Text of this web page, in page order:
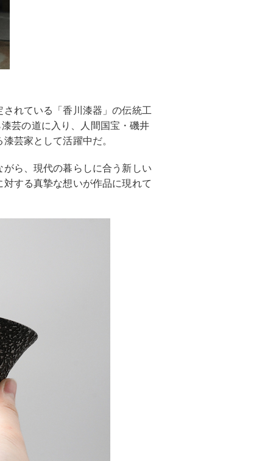
れている「香川漆器」の伝統工
芸の道に入り、人間国宝・磯井
芸家として活躍中だ。
ら、現代の暮らしに合う新しい
する真摯な想いが作品に現れて